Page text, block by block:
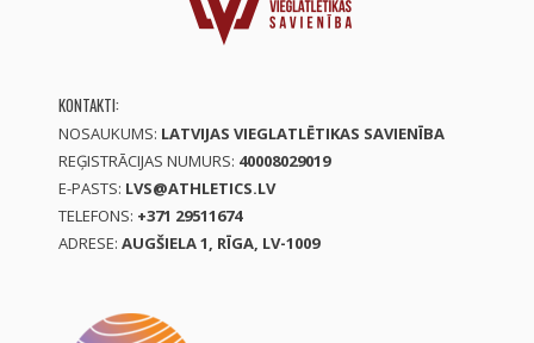
KONTAKTI:
NOSAUKUMS: LATVIJAS VIEGLATLĒTIKAS SAVIENĪBA
REĢISTRĀCIJAS NUMURS: 40008029019
E-PASTS: LVS@ATHLETICS.LV
TELEFONS: +371 29511674
ADRESE: AUGŠIELA 1, RĪGA, LV-1009